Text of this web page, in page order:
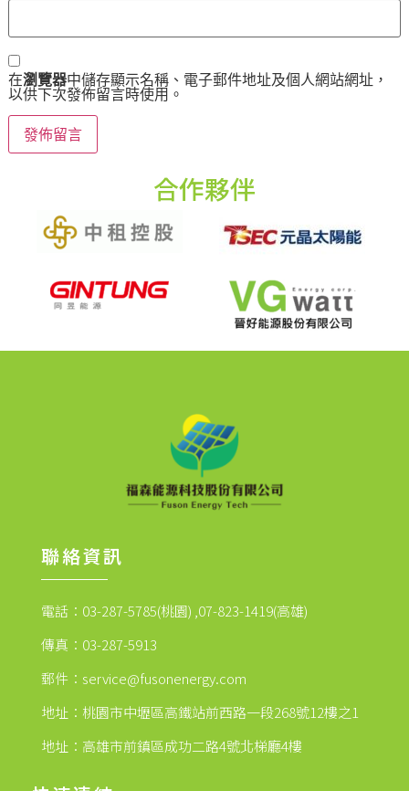
在瀏覽器中儲存顯示名稱、電子郵件地址及個人網站網址，
以供下次發佈留言時使用。
合作夥伴
聯絡資訊
電話：03-287-5785(桃園) ,07-823-1419(高雄)
傳真：03-287-5913
郵件： service@fusonenergy.com
地址：桃園市中壢區高鐵站前西路一段268號12樓之1
地址：高雄市前鎮區成功二路4號北梯廳4樓